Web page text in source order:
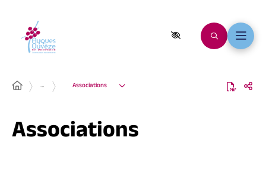
… Associations
Associations